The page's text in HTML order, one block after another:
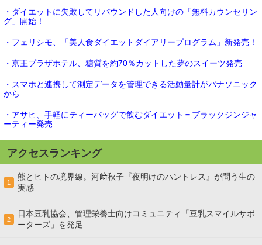
・ダイエットに失敗してリバウンドした人向けの「無料カウンセリン
グ」開始！
・フェリシモ、「美人食ダイエットダイアリープログラム」新発売！
・京王プラザホテル、糖質を約70％カットした夢のスイーツ発売
・スマホと連携して測定データを管理できる活動量計がパナソニック
から
・アサヒ、手軽にティーバッグで飲むダイエット＝ブラックジンジャ
ーティー発売
アクセスランキング
1
熊とヒトの境界線。河﨑秋子『夜明けのハントレス』が問う生の
実感
2
日本豆乳協会、管理栄養士向けコミュニティ「豆乳スマイルサポ
ーターズ」を発足